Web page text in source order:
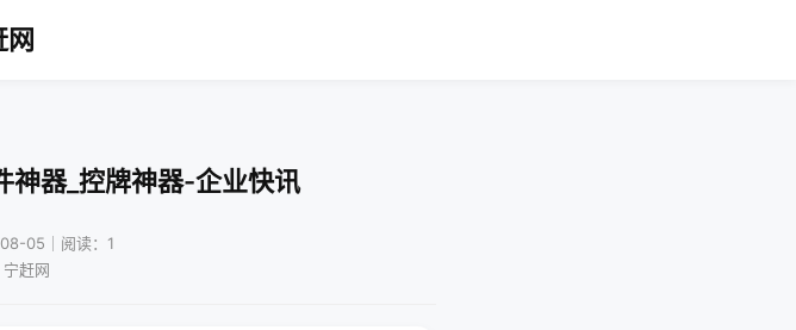
网
神器_控牌神器-企业快讯
05｜阅读：1
赶网